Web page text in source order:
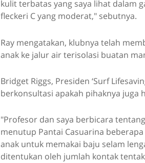
kulit terbatas yang saya lihat dalam
fleckeri C yang moderat," sebutnya.
Ray mengatakan, klubnya telah
anak ke jalur air terisolasi buatan
Bridget Riggs, Presiden ‘Surf
berkonsultasi apakah pihaknya juga
"Profesor dan saya berbicara
menutup Pantai Casuarina
anak untuk memakai baju selam
ditentukan oleh jumlah kontak